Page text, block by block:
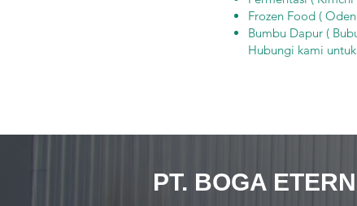
Frozen Food (
Bumbu Dapur (
Hubungi kami
PT. BOGA